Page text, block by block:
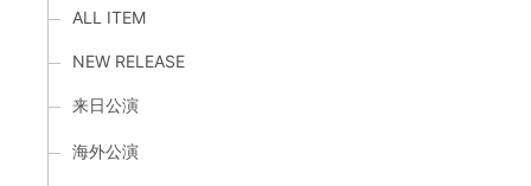
ALL ITEM
NEW RELEASE
来日公演
海外公演